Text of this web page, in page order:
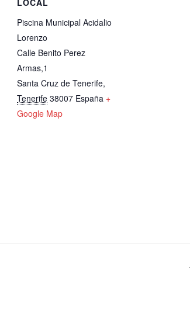
Piscina Municipal Acidalio
Lorenzo
Calle Benito Perez
Armas,1
Santa Cruz de Tenerife,
Tenerife 38007 España +
Google Map